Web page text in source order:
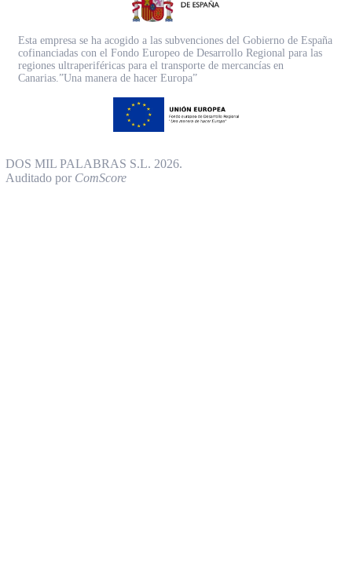
Esta empresa se ha acogido a las subvenciones del Gobierno de España
cofinanciadas con el Fondo Europeo de Desarrollo Regional para las
regiones ultraperiféricas para el transporte de mercancías en
Canarias.”Una manera de hacer Europa”
DOS MIL PALABRAS S.L. 2026.
Auditado por ComScore